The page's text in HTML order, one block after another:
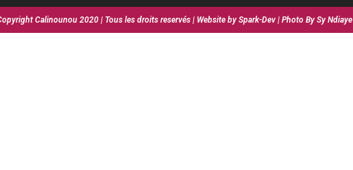
Calinounou 2020 | Tous les droits reservés | Website by Spark-Dev | Photo By Sy Ndiaye